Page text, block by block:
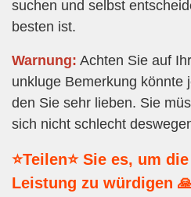
suchen und selbst
besten ist.
Warnung: Achten Sie auf
unkluge Bemerkung könnte
den Sie sehr lieben. Sie
sich nicht schlecht
⭐Teilen⭐ Sie es, um
Leistung zu würdigen